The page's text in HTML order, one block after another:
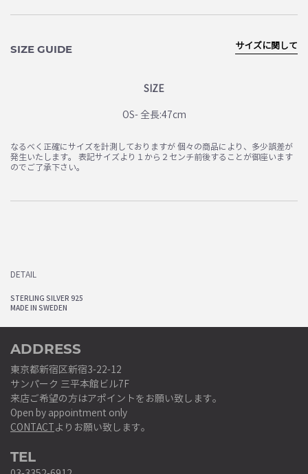
SIZE GUIDE
SIZE
OS- 全長:47cm
サイズに関して
なるべく正確にサイズを計測しておりますが 個々の商品により、多少誤差が
発生いたします。 表記サイズより１から２センチ前後することが御座います
のでご了承下さい。
DETAIL
STERLING SILVER 925
MADE IN SWEDEN
ADDRESS
東京都新宿区新宿3-22-12
サンパーク 三平本館ビル7F
来店ご希望の方はアポイントをお願い致します。
Open by appointment only
CONTACTよりお願い致します。
TEL